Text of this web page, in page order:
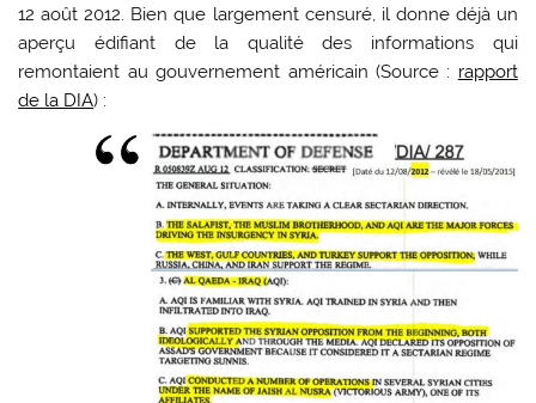
12 août 2012. Bien que largement censuré, il donne déjà un
aperçu édifiant de la qualité des informations qui
remontaient au gouvernement américain (Source : rapport
de la DIA) :